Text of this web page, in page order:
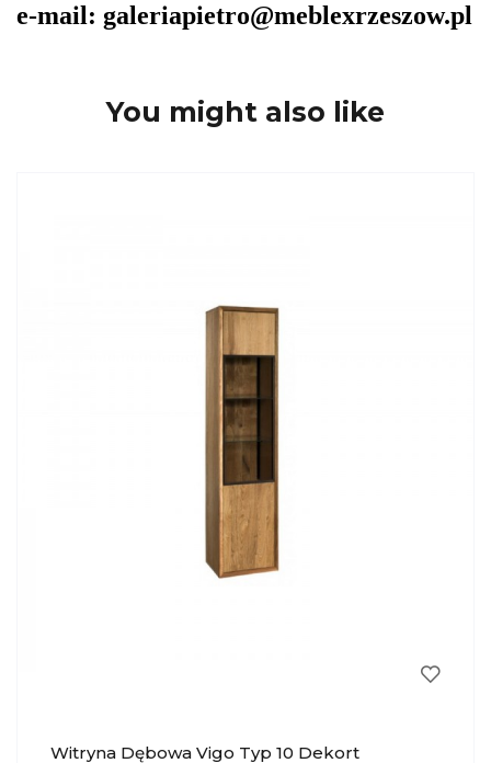
e-mail: galeriapietro@meblexrzeszow.pl
You might also like
Witryna Dębowa Vigo Typ 10 Dekort